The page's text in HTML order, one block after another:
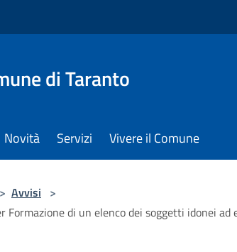
di Taranto
Novità Servizi Vivere il Comune
> Avvisi >
Formazione di un elenco dei soggetti idonei